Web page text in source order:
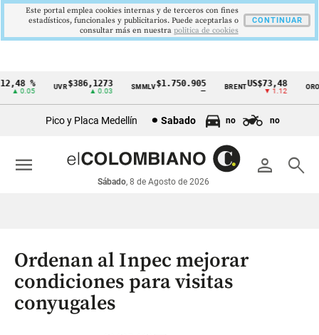
Cintillo
económicos
Colombia
%
▲ 0.05
UVR$386,1273
▲ 0.03
SMMLV$1.750.905 BRENTUS$73,48
▼ 1.12
ORO
Pico y Placa Medellín Sabado no no
person search
Sábado, 8 de Agosto de 2026
menu
Ordenan al Inpec mejorar
condiciones para visitas
conyugales
Este portal emplea cookies internas y de terceros con fines
estadísticos, funcionales y publicitarios. Puede aceptarlas o
consultar más en nuestra politica de cookies
CONTINUAR